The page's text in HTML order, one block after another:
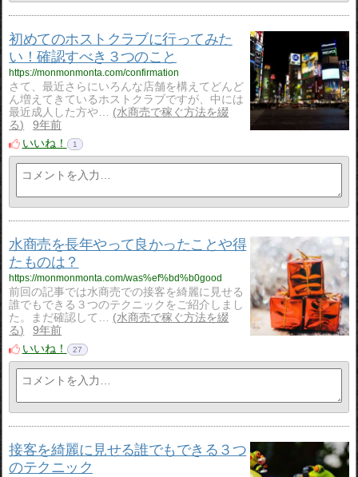
初めてのホストクラブに行ってみた
い！確認すべき３つのこと
https://monmonmonta.com/confirmation
さて、最近さらにいろんな店舗を構えてどんど
ん増えてきているホストクラブですが、中には
最近成人した方や…
水商売で稼ぐ方法を綴
る
9年前
いいね！
1
水商売を長年やって良かったことや得
たものは？
https://monmonmonta.com/was%ef%bd%b0good
前回の記事では水商売での接客を綺麗に見せる
誰でもできる３つのテクニックをご紹介しまし
た。まだ確認して…
水商売で稼ぐ方法を綴
る
9年前
いいね！
27
接客を綺麗に見せる誰でもできる３つ
のテクニック